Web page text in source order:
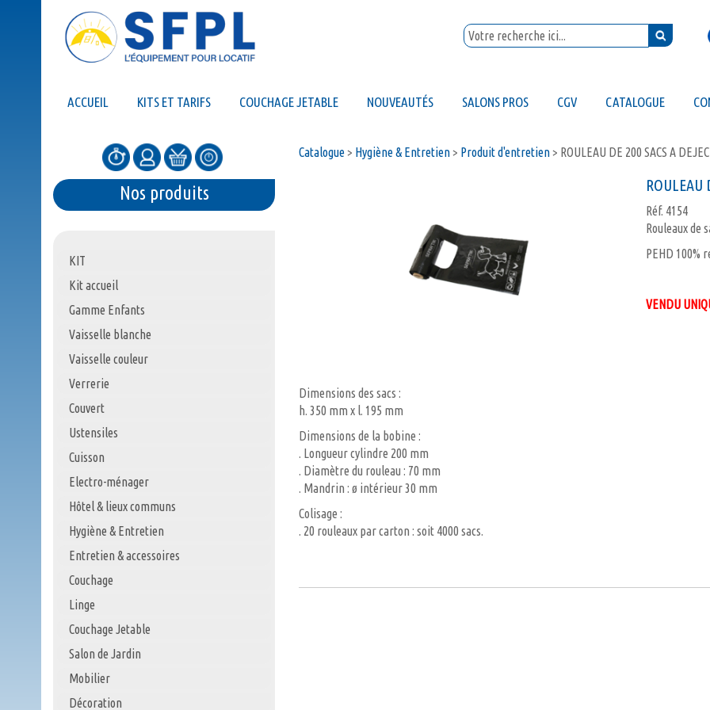
ACCUEIL KITS ET TARIFS COUCHAGE JETABLE NOUVEAUTÉS SALONS PROS CGV CATALOGUE
Nos produits
KIT
Kit accueil
Gamme Enfants
Vaisselle blanche
Vaisselle couleur
Verrerie
Couvert
Ustensiles
Cuisson
Electro-ménager
Hôtel & lieux communs
Hygiène & Entretien
Entretien & accessoires
Couchage
Linge
Couchage Jetable
Salon de Jardin
Mobilier
Décoration
Catalogue> Hygiène & Entretien> Produit d'entretien> ROULEAU DE 200 SACS A
ROULEAU
Réf. 4154
Rouleaux de
PEHD 100%
VENDU
Dimensions des sacs :
h. 350 mm x l. 195 mm
Dimensions de la bobine :
. Longueur cylindre 200 mm
. Diamètre du rouleau : 70 mm
. Mandrin : ø intérieur 30 mm
Colisage :
. 20 rouleaux par carton : soit 4000 sacs.